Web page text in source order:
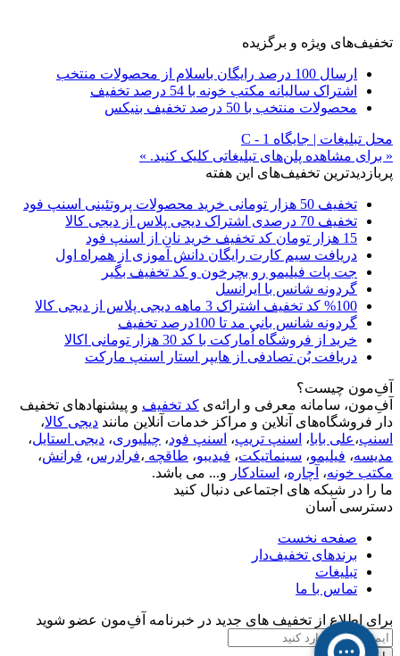
تخفیف‌های ویژه و برگزیده
ارسال 100 درصد رایگان باسلام از محصولات منتخب
اشتراک سالیانه مکتب خونه با 54 درصد تخفیف
محصولات منتخب با 50 درصد تخفیف بنیکس
محل تبلیغات | جایگاه C - 1
« برای مشاهده پلن‌های تبلیغاتی کلیک کنید. »
پربازدیدترین تخفیف‌های این هفته
تخفیف 50 هزار تومانی خرید محصولات پروتئینی اسنپ فود
تخفیف 70 درصدی اشتراک دیجی پلاس از دیجی کالا
15 هزار تومان کد تخفیف خرید نان از اسنپ فود
دریافت سیم کارت رایگان دانش آموزی از همراه اول
جت پات فیلیمو رو بچرخون و کد تخفیف بگیر
گردونه شانس با ایرانسل
%100 کد تخفیف اشتراک 3 ماهه دیجی پلاس از دیجی کالا
گردونه شانس بانی مد تا 100درصد تخفیف
خرید از فروشگاه اُمارکت با کد 30 هزار تومانی اکالا
دریافت بُن تصادفی از هایپر استار اسنپ مارکت
آفِ‌مون چیست؟
آفِ‌مون، سامانه معرفی و ارائه‌ی کد تخفیف و پیشنهادهای تخفیف
دار فروشگاه‌های آنلاین و مراکز خدمات آنلاین مانند دیجی کالا،
اسنپ،علی بابا، اسنپ تریپ، اسنپ فود، چیلیوری، دیجی استایل،
مدیسه، فیلیمو، سینماتیکت، فیدیبو، طاقچه ،فرادرس، فرانش،
مکتب خونه، آچاره، استادکار و... می باشد.
ما را در شبکه های اجتماعی دنبال کنید
دسترسی آسان
صفحه نخست
برندهای تخفیف‌دار
تبلیغات
تماس با ما
برای اطلاع از تخفیف های جدید در خبرنامه آفِ‌مون عضو شوید